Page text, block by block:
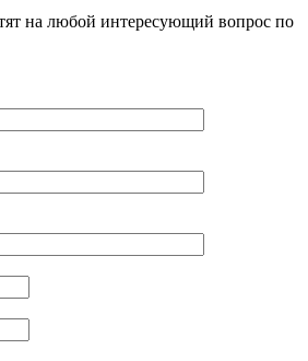
на любой интересующий вопрос по